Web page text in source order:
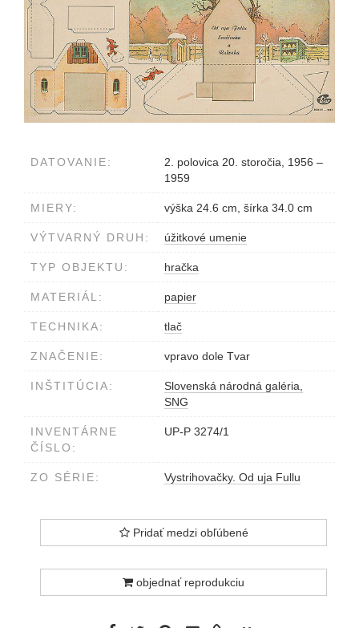
DATOVANIE:
2. polovica 20. storočia, 1956 –
1959
MIERY: výška 24.6 cm, šírka 34.0 cm
VÝTVARNÝ DRUH: úžitkové umenie
TYP OBJEKTU: hračka
MATERIÁL: papier
TECHNIKA: tlač
ZNAČENIE: vpravo dole Tvar
INŠTITÚCIA:
Slovenská národná galéria,
SNG
INVENTÁRNE
ČÍSLO:
UP-P 3274/1
ZO SÉRIE: Vystrihovačky. Od uja Fullu
Pridať medzi obľúbené
objednať reprodukciu